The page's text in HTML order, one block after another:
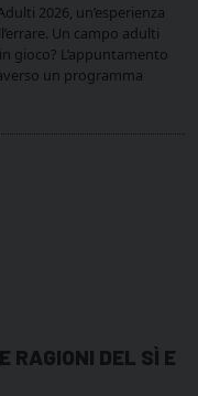
2026, un’esperienza
Un campo adulti
gioco? L’appuntamento
un programma
RAGIONI DEL SÌ E